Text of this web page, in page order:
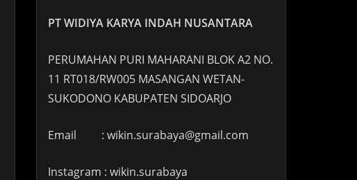
PT WIDIYA KARYA INDAH NUSANTARA
PERUMAHAN PURI MAHARANI BLOK A2 NO.
11 RT018/RW005 MASANGAN WETAN-
SUKODONO KABUPATEN SIDOARJO
Email : wikin.surabaya@gmail.com
Instagram : wikin.surabaya